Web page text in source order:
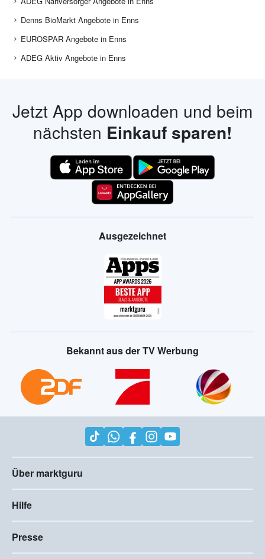
Denns BioMarkt Angebote in Enns
EUROSPAR Angebote in Enns
ADEG Aktiv Angebote in Enns
Jetzt App downloaden und beim
nächsten Einkauf sparen!
Ausgezeichnet
Bekannt aus der TV Werbung
Über marktguru
Hilfe
Presse